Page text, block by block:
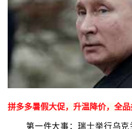
拼多多暑假大促，升温降价，全
第一件大事：瑞士举行乌克